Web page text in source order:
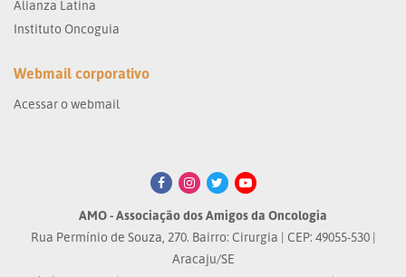
Alianza Latina
Instituto Oncoguia
Webmail corporativo
Acessar o webmail
AMO - Associação dos Amigos da Oncologia
Rua Permínio de Souza, 270. Bairro: Cirurgia | CEP: 49055-530 |
Aracaju/SE